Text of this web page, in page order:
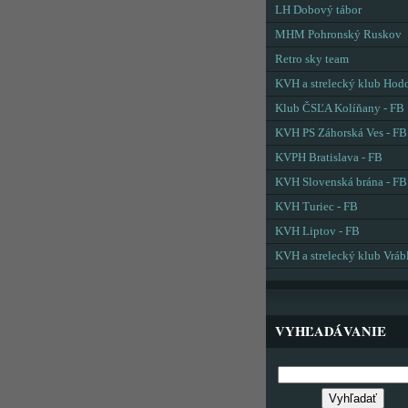
LH Dobový tábor
MHM Pohronský Ruskov
Retro sky team
KVH a strelecký klub
Klub ČSĽA Kolíňany - FB
KVH PS Záhorská Ves - FB
KVPH Bratislava - FB
KVH Slovenská brána - FB
KVH Turiec - FB
KVH Liptov - FB
KVH a strelecký klub
VYHĽADÁVANIE